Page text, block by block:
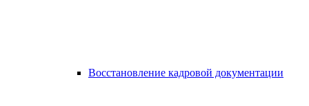
Восстановление кадровой документации